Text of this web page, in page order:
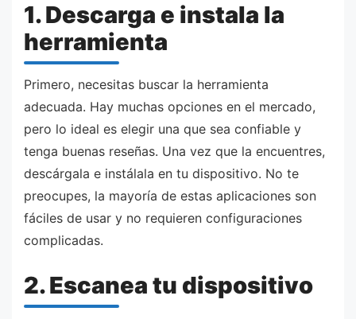
1. Descarga e instala la
herramienta
Primero, necesitas buscar la herramienta
adecuada. Hay muchas opciones en el mercado,
pero lo ideal es elegir una que sea confiable y
tenga buenas reseñas. Una vez que la encuentres,
descárgala e instálala en tu dispositivo. No te
preocupes, la mayoría de estas aplicaciones son
fáciles de usar y no requieren configuraciones
complicadas.
2. Escanea tu dispositivo